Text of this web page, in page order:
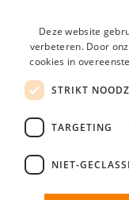
E-mail*
Wachtwoord
login gegevens
login
Bedrijf aanmelden
Deze website
verbeteren. Door
cookies in
STRIKT
TARGETING
NIET-